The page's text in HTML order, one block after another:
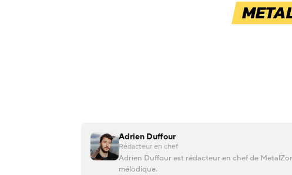
Adrien Duffour
Rédacteur en chef
Adrien Duffour est rédacteur en chef de
mélodique.